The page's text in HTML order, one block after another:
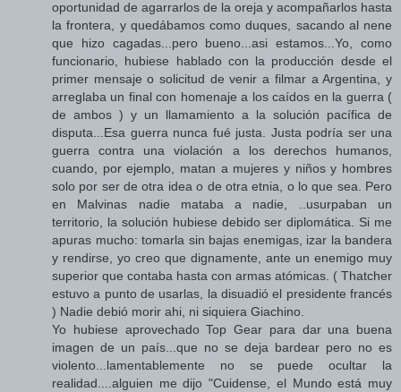
oportunidad de agarrarlos de la oreja y acompañarlos hasta
la frontera, y quedábamos como duques, sacando al nene
que hizo cagadas...pero bueno...asi estamos...Yo, como
funcionario, hubiese hablado con la producción desde el
primer mensaje o solicitud de venir a filmar a Argentina, y
arreglaba un final con homenaje a los caídos en la guerra (
de ambos ) y un llamamiento a la solución pacífica de
disputa...Esa guerra nunca fué justa. Justa podría ser una
guerra contra una violación a los derechos humanos,
cuando, por ejemplo, matan a mujeres y niños y hombres
solo por ser de otra idea o de otra etnia, o lo que sea. Pero
en Malvinas nadie mataba a nadie, ..usurpaban un
territorio, la solución hubiese debido ser diplomática. Si me
apuras mucho: tomarla sin bajas enemigas, izar la bandera
y rendirse, yo creo que dignamente, ante un enemigo muy
superior que contaba hasta con armas atómicas. ( Thatcher
estuvo a punto de usarlas, la disuadió el presidente francés
) Nadie debió morir ahi, ni siquiera Giachino.
Yo hubiese aprovechado Top Gear para dar una buena
imagen de un país...que no se deja bardear pero no es
violento...lamentablemente no se puede ocultar la
realidad....alguien me dijo "Cuidense, el Mundo está muy